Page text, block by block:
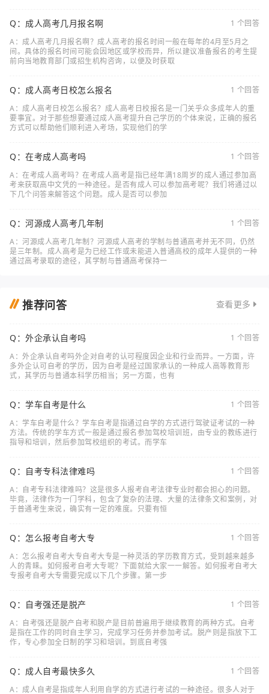
Q：成人高考几月报名啊
1 个回答
A：成人高考几月报名啊？成人高考的报名时间一般在每年的4月至5月之
间。具体的报名时间可能会因地区或学校而异，所以建议准备报名的考生提
前向当地教育部门或招生机构咨询，以便及时获取
Q：成人高考日校怎么报名
1 个回答
A：成人高考日校怎么报名？成人高考日校报名是一门关乎众多成年人的重
要事宜。对于那些想要通过成人高考提升自己学历的个体来说，正确的报名
方式可以帮助他们顺利进入考场，实现他们的学
Q：在考成人高考吗
1 个回答
A：在考成人高考吗？在考成人高考是指已经年满18周岁的成人通过参加高
考来获取高中文凭的一种途径。是否有成人可以参加高考呢？我们将通过以
下几个问答来解答这个问题。成人是否可以参加
Q：河源成人高考几年制
1 个回答
A：河源成人高考几年制？河源成人高考的学制与普通高考并无不同，仍然
是三年制。成人高考是为已经工作或未能进入普通高校的成年人提供的一种
通过高考录取的途径，其学制与普通高考保持一
推荐问答 查看更多
Q：外企承认自考吗
1 个回答
A：外企承认自考吗外企对自考的认可程度因企业和行业而异。一方面，许
多外企认可自考的学历，因为自考是经过国家承认的一种成人高等教育形
式，其学历与普通本科学历相当；另一方面，也有
Q：学车自考是什么
1 个回答
A：学车自考是什么？学车自考是指通过自学的方式进行驾驶证考试的一种
方法。传统的学车方式一般是通过报名参加驾校培训班，由专业的教练进行
指导和培训，然后参加驾校组织的考试。而学车
Q：自考专科法律难吗
1 个回答
A：自考专科法律难吗？这是很多人报考自考法律专业时都会担心的问题。
毕竟，法律作为一门学科，包含了复杂的法理、大量的法律条文和案例，对
于普通考生来说，确实有一定的难度。只要有恒
Q：怎么报考自考大专
1 个回答
A：怎么报考自考大专自考大专是一种灵活的学历教育方式，受到越来越多
人的青睐。如何报考自考大专呢？下面就给大家一一解答。如何报考自考大
专报考自考大专需要完成以下几个步骤。第一步
Q：自考强还是脱产
1 个回答
A：自考强还是脱产自考和脱产是目前普遍用于继续教育的两种方式。自考
是指在工作的同时自主学习，完成学习任务并参加考试。脱产则是指放下工
作，专心参加全日制的学习和培训。到底自考强
Q：成人自考最快多久
1 个回答
A：成人自考是指成年人利用自学的方式进行考试的一种途径。很多人对于